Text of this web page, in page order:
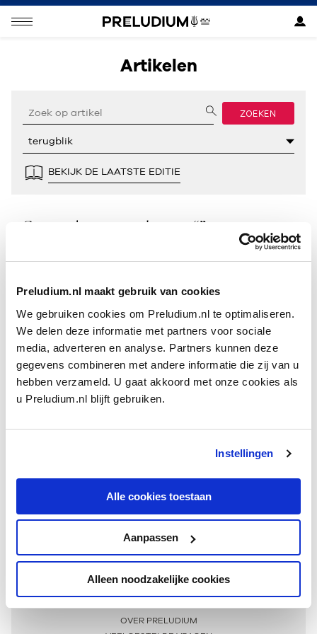
Preludium.nl maakt gebruik van cookies
We gebruiken cookies om Preludium.nl te optimaliseren.
We delen deze informatie met partners voor sociale
media, adverteren en analyse. Partners kunnen deze
gegevens combineren met andere informatie die zij van u
hebben verzameld. U gaat akkoord met onze cookies als
u Preludium.nl blijft gebruiken.
Instellingen
Alle cookies toestaan
Aanpassen
Alleen noodzakelijke cookies
Artikelen
ZOEKEN
BEKIJK DE LAATSTE EDITIE
Geen resultaten gevonden voor “”.
Meer informatie
OVER PRELUDIUM